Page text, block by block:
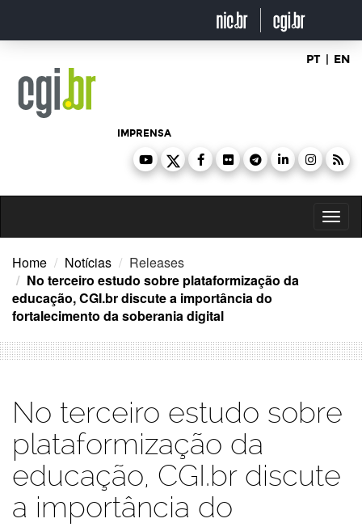
o
PT | EN
IMPRENSA
Home Notícias
Releases
No terceiro estudo sobre plataformização da
educação, CGI.br discute a importância do
fortalecimento da soberania digital
No terceiro estudo sobre
plataformização da
educação, CGI.br discute
a importância do